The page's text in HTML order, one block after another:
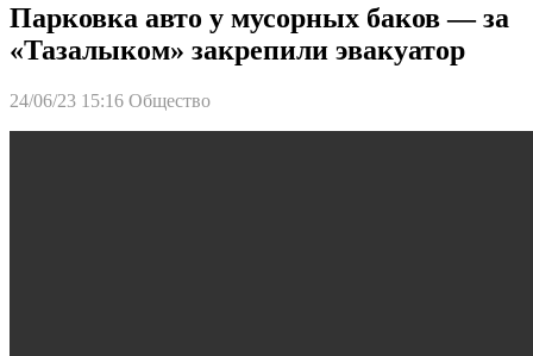
Парковка авто у мусорных баков — за
«Тазалыком» закрепили эвакуатор
24/06/23 15:16 Общество